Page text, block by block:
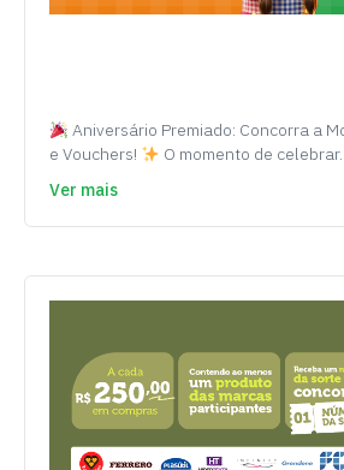
Aniversário Premiado: Concorra a
e Vouchers!
O momento de
Ver mais